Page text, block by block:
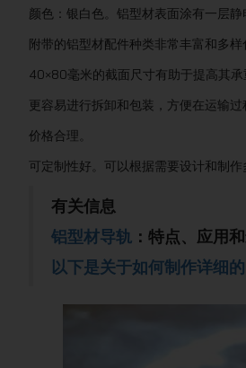
颜色：银白色。铝型材表面涂有一层
附带的铝型材配件种类非常丰富和多
40×80毫米的截面尺寸有助于提高其承
更容易进行拆卸和包装，方便在运输过
价格合理。
可定制性好。可以根据需要设计和制作
有关信息
铝型材导轨 ：特点、应用
以下是关于如何制作详细